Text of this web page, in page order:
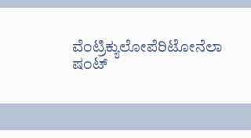
ವೆಂಟ್ರಿಕ್ಯುಲೋಪೆರಿಟೋನೆಲಾ
ಷಂಟ್